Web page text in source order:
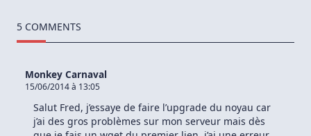
5 COMMENTS
Monkey Carnaval
15/06/2014 à 13:05
Salut Fred, j’essaye de faire l’upgrade du noyau car
j’ai des gros problèmes sur mon serveur mais dès